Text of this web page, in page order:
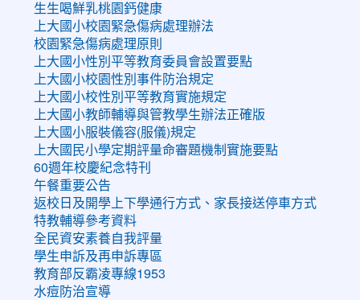
生生喝鮮乳桃園鈣健康
上大國小校園緊急傷病處理辦法
校園緊急傷病處理原則
上大國小性別平等教育委員會設置要點
上大國小校園性別事件防治規定
上大國小校性別平等教育實施規定
上大國小教師輔導與管教學生辦法正確版
上大國小服裝儀容(服儀)規定
上大國民小學定期評量命審題機制實施要點
60週年校慶紀念特刊
午餐重要公告
返校日及開學上下學通行方式、家長接送停車方式
特教輔導參考資料
全民資安素養自我評量
學生申訴及再申訴專區
教育部反霸凌專線1953
水痘防治宣導